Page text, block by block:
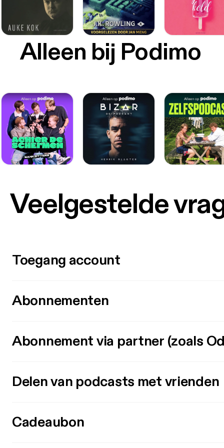
Alleen bij Podimo
Veelgestelde
Toegang account
Abonnementen
Abonnement via partner (zoals
Delen van podcasts met vrienden
Cadeaubon